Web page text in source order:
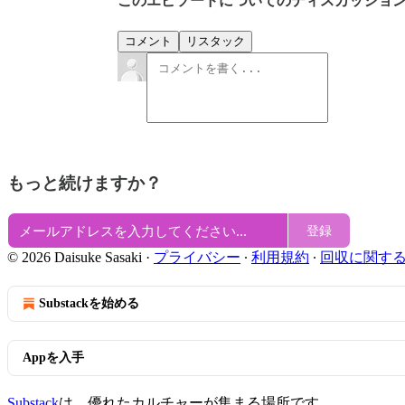
コメント リスタック
もっと続けますか？
登録
© 2026 Daisuke Sasaki · プライバシー ∙ 利用規約 ∙ 回収に関す
Substackを始める
Appを入手